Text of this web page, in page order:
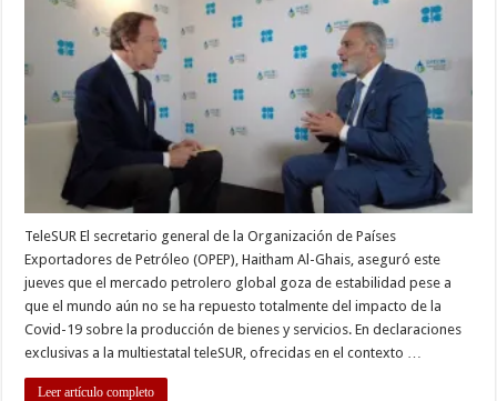
TeleSUR El secretario general de la Organización de Países
Exportadores de Petróleo (OPEP), Haitham Al-Ghais, aseguró este
jueves que el mercado petrolero global goza de estabilidad pese a
que el mundo aún no se ha repuesto totalmente del impacto de la
Covid-19 sobre la producción de bienes y servicios. En declaraciones
exclusivas a la multiestatal teleSUR, ofrecidas en el contexto …
Leer artículo completo